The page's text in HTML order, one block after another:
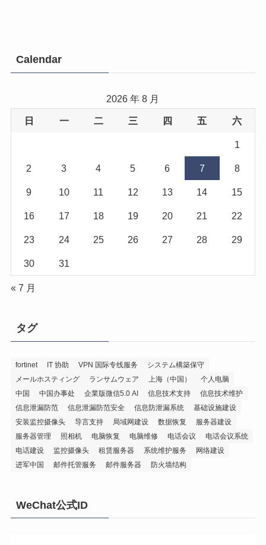
Calendar
2026 年 8 月
日 一 二 三 四 五 六
1
2 3 4 5 6 7 8
9 10 11 12 13 14 15
16 17 18 19 20 21 22
23 24 25 26 27 28 29
30 31
« 7 月
タグ
fortinet IT 协助 VPN 国际专线服务
システム構築保守
メールホスティング
ランサムウェア 上海（中国）
个人电脑
中国
中国办事处 企業版微信5.0 AI 信息技术支持
信息技术维护
信息泄漏防范
信息泄漏防范安全 信息防泄漏系统
基础设施建设
安装监控摄像头
导言支持 局域网建设 数据恢复
服务器建设
服务器管理
照相机 电脑恢复 电脑维修 电话会议
电话会议系统
电话建设
监控摄像头 租赁服务器 系统维护服务
网络建设
进军中国
邮件托管服务 邮件服务器 防火墙结构
WeChat公式ID